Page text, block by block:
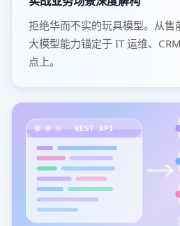
拒绝华而不实的玩具模型。从售
大模型能力锚定于 IT 运维、
点上。
REST API